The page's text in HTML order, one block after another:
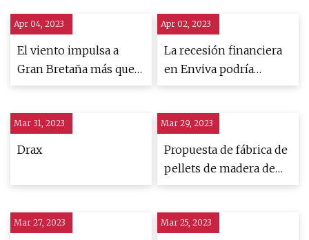
Apr 04, 2023
El viento impulsa a
Gran Bretaña más que
el gas por primera vez
Apr 02, 2023
La recesión financiera
en Enviva podría
significar problemas
biomasa
Mar 31, 2023
Drax
Mar 29, 2023
Propuesta de fábrica de
pellets de madera de
Georgia en el centro de
Mar 27, 2023 Mar 25, 2023